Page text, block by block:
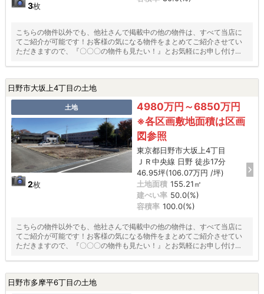
3枚
こちらの物件以外でも、他社さんで掲載中の他の物件は、すべて当店に
てご紹介が可能です！お客様の気になる物件をまとめてご紹介させてい
ただきますので、『〇〇〇の物件も見たい！』とお気軽にお申し付けく
日野市大坂上4丁目の土地
土地
2枚
4980万円～6850万円
※各区画敷地面積は区画
図参照
東京都日野市大坂上4丁目
ＪＲ中央線 日野 徒歩17分
46.95坪(106.07万円 /坪)
土地面積 155.21㎡
建ぺい率 50.0(%)
容積率 100.0(%)
こちらの物件以外でも、他社さんで掲載中の他の物件は、すべて当店に
てご紹介が可能です！お客様の気になる物件をまとめてご紹介させてい
ただきますので、『〇〇〇の物件も見たい！』とお気軽にお申し付けく
日野市多摩平6丁目の土地